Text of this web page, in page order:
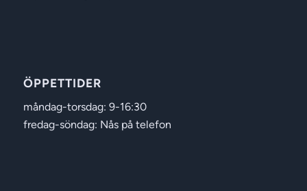
ÖPPETTIDER
måndag-torsdag: 9-16:30
fredag-söndag: Nås på telefon